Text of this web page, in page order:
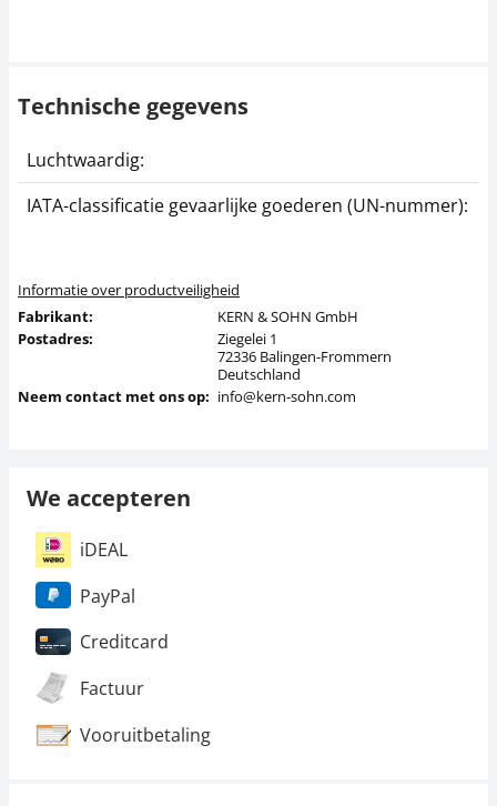
Technische gegevens
Luchtwaardig:
IATA-classificatie gevaarlijke goederen (UN-nummer):
Informatie over productveiligheid
Fabrikant:
KERN & SOHN GmbH
Postadres:
Ziegelei 1
72336 Balingen-Frommern
Deutschland
Neem contact met ons op: info@kern-sohn.com
We accepteren
iDEAL
PayPal
Creditcard
Factuur
Vooruitbetaling